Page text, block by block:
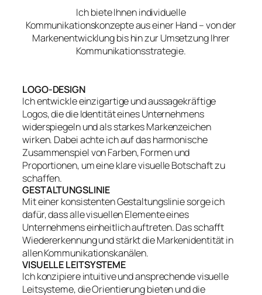
Ich biete Ihnen individuelle
Kommunikationskonzepte aus einer Hand – von der
Markenentwicklung bis hin zur Umsetzung Ihrer
Kommunikationsstrategie.
LOGO-DESIGN
Ich entwickle einzigartige und aussagekräftige
Logos, die die Identität eines Unternehmens
widerspiegeln und als starkes Markenzeichen
wirken. Dabei achte ich auf das harmonische
Zusammenspiel von Farben, Formen und
Proportionen, um eine klare visuelle Botschaft zu
schaffen.
GESTALTUNGSLINIE
Mit einer konsistenten Gestaltungslinie sorge ich
dafür, dass alle visuellen Elemente eines
Unternehmens einheitlich auftreten. Das schafft
Wiedererkennung und stärkt die Markenidentität in
allen Kommunikationskanälen.
VISUELLE LEITSYSTEME
Ich konzipiere intuitive und ansprechende visuelle
Leitsysteme, die Orientierung bieten und die